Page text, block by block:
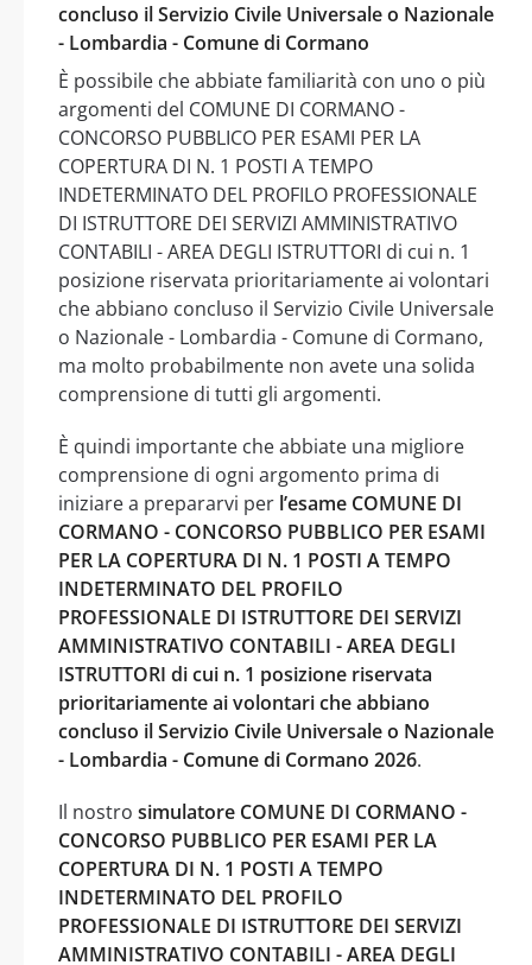
concluso il Servizio Civile Universale o Nazionale
- Lombardia - Comune di Cormano
È possibile che abbiate familiarità con uno o più
argomenti del COMUNE DI CORMANO -
CONCORSO PUBBLICO PER ESAMI PER LA
COPERTURA DI N. 1 POSTI A TEMPO
INDETERMINATO DEL PROFILO PROFESSIONALE
DI ISTRUTTORE DEI SERVIZI AMMINISTRATIVO
CONTABILI - AREA DEGLI ISTRUTTORI di cui n. 1
posizione riservata prioritariamente ai volontari
che abbiano concluso il Servizio Civile Universale
o Nazionale - Lombardia - Comune di Cormano,
ma molto probabilmente non avete una solida
comprensione di tutti gli argomenti.
È quindi importante che abbiate una migliore
comprensione di ogni argomento prima di
iniziare a prepararvi per l’esame COMUNE DI
CORMANO - CONCORSO PUBBLICO PER ESAMI
PER LA COPERTURA DI N. 1 POSTI A TEMPO
INDETERMINATO DEL PROFILO
PROFESSIONALE DI ISTRUTTORE DEI SERVIZI
AMMINISTRATIVO CONTABILI - AREA DEGLI
ISTRUTTORI di cui n. 1 posizione riservata
prioritariamente ai volontari che abbiano
concluso il Servizio Civile Universale o Nazionale
- Lombardia - Comune di Cormano 2026.
Il nostro simulatore COMUNE DI CORMANO -
CONCORSO PUBBLICO PER ESAMI PER LA
COPERTURA DI N. 1 POSTI A TEMPO
INDETERMINATO DEL PROFILO
PROFESSIONALE DI ISTRUTTORE DEI SERVIZI
AMMINISTRATIVO CONTABILI - AREA DEGLI